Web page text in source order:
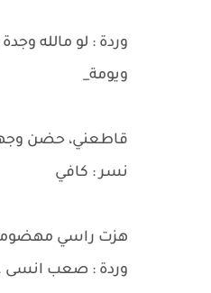
وردة : لو مالله
ويومة_
قاطعني، حضن
نسر : كافي
هزت راسي
وردة : صعب انسى